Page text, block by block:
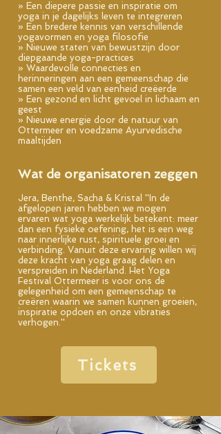
» Een diepere passie en inspiratie om
yoga in je dagelijks leven te integreren
» Een bredere kennis van verschillende
yogavormen en yoga filosofie
» Nieuwe staten van bewustzijn door
diepgaande yoga-practices
» Waardevolle connecties en
herinneringen aan een gemeenschap die
samen een veld van eenheid creëerde
» Een gezond en licht gevoel in lichaam en
geest
» Nieuwe energie door de natuur van
Ottermeer en voedzame Ayurvedische
maaltijden
Wat de organisatoren zeggen
Jera, Benthe, Sacha & Kristal ''In de
afgelopen jaren hebben we mogen
ervaren wat yoga werkelijk betekent: meer
dan een fysieke oefening, het is een weg
naar innerlijke rust, spirituele groei en
verbinding. Vanuit deze ervaring willen wij
deze kracht van yoga graag delen en
verspreiden in Nederland. Het Yoga
Festival Ottermeer is voor ons de
gelegenheid om een gemeenschap te
creëren waarin we samen kunnen groeien,
inspiratie opdoen en onze vibraties
verhogen.''
Tickets